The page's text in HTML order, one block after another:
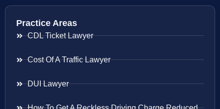
Practice Areas
CDL Ticket Lawyer
Cost Of A Traffic Lawyer
DUI Lawyer